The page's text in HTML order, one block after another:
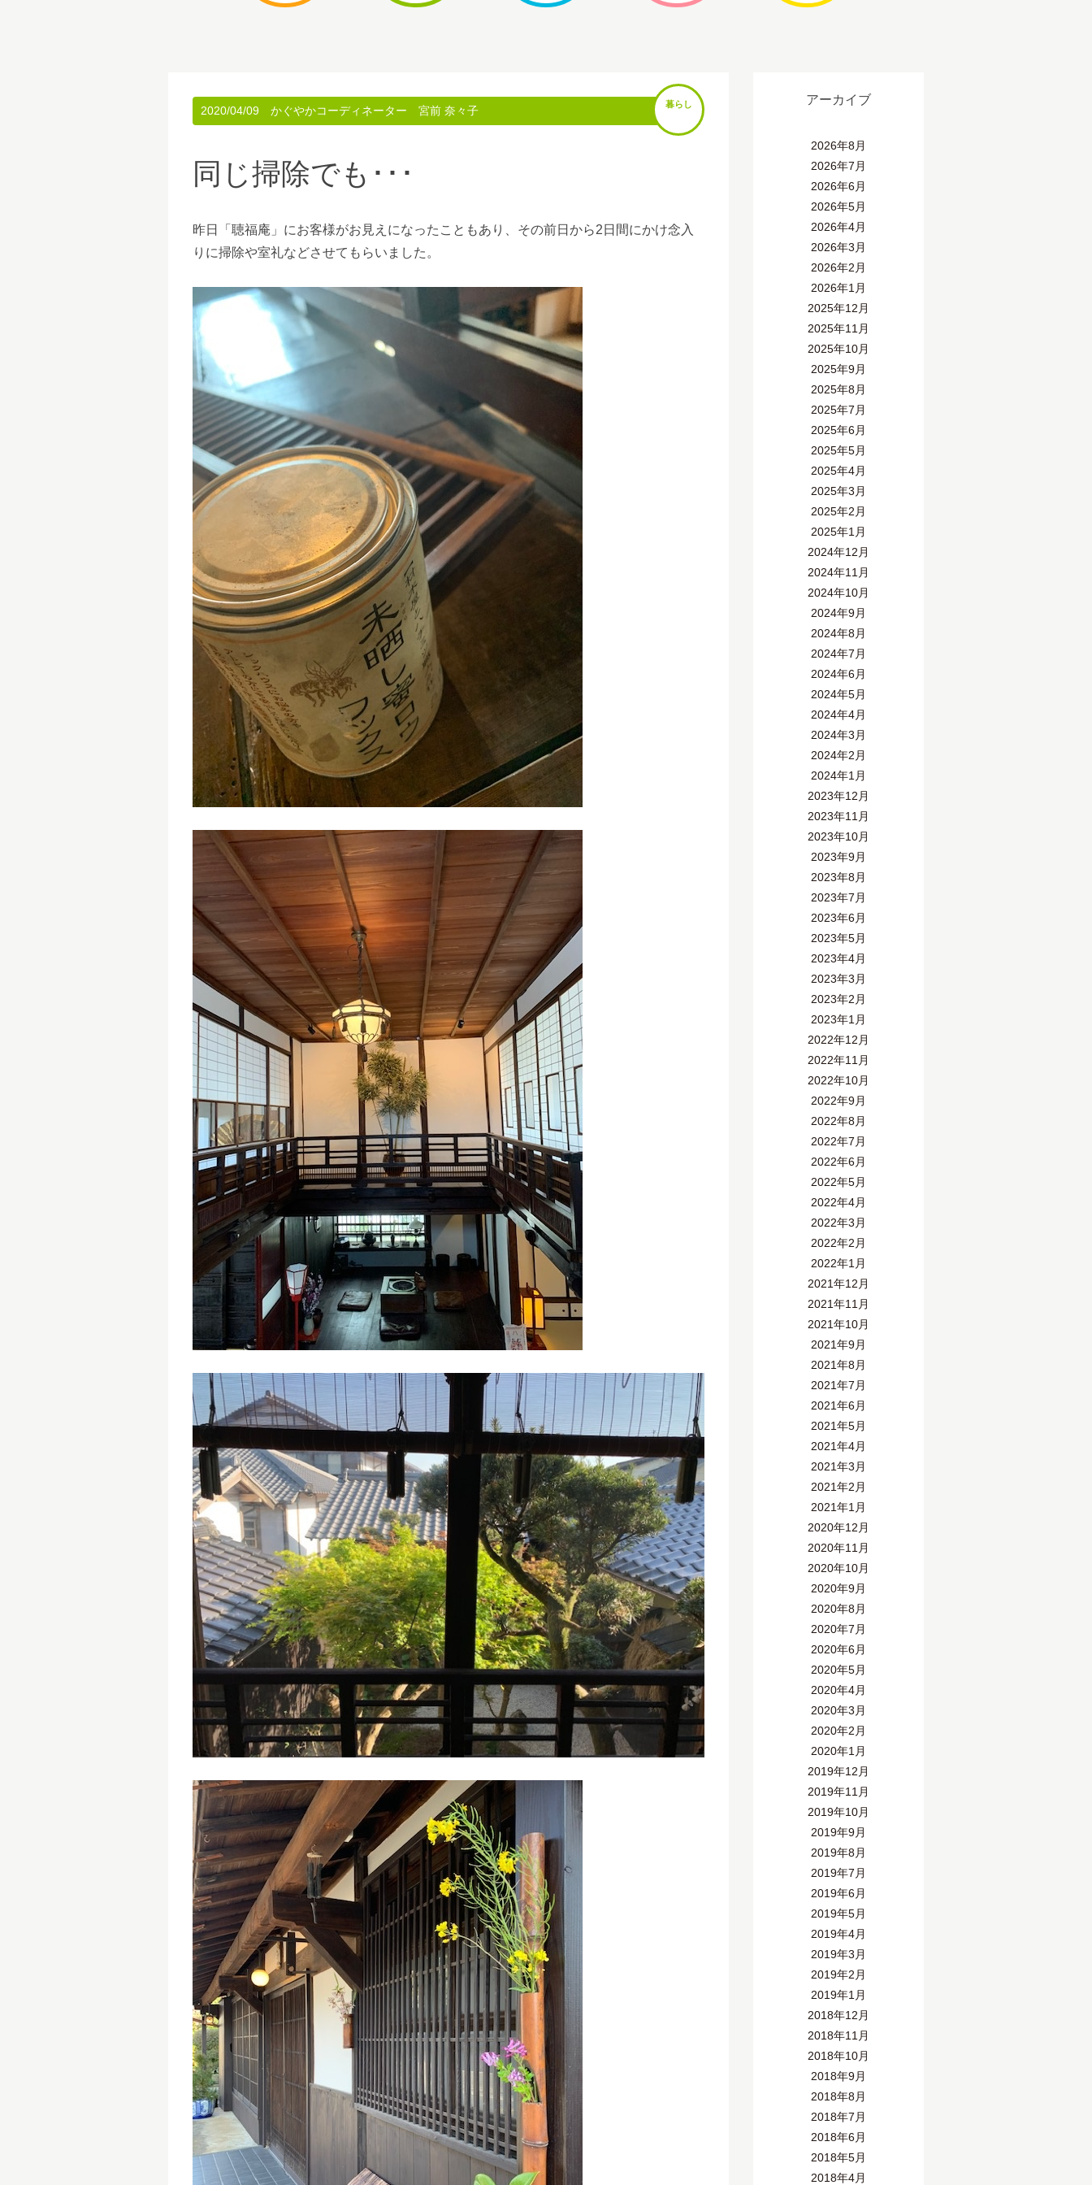
2020/04/09 かぐやかコーディネーター 宮前 奈々子 暮らし
同じ掃除でも･･･
昨日「聴福庵」にお客様がお見えになったこともあり、その前日から2日間にかけ念入
りに掃除や室礼などさせてもらいました。
アーカイブ
2026年8月
2026年7月
2026年6月
2026年5月
2026年4月
2026年3月
2026年2月
2026年1月
2025年12月
2025年11月
2025年10月
2025年9月
2025年8月
2025年7月
2025年6月
2025年5月
2025年4月
2025年3月
2025年2月
2025年1月
2024年12月
2024年11月
2024年10月
2024年9月
2024年8月
2024年7月
2024年6月
2024年5月
2024年4月
2024年3月
2024年2月
2024年1月
2023年12月
2023年11月
2023年10月
2023年9月
2023年8月
2023年7月
2023年6月
2023年5月
2023年4月
2023年3月
2023年2月
2023年1月
2022年12月
2022年11月
2022年10月
2022年9月
2022年8月
2022年7月
2022年6月
2022年5月
2022年4月
2022年3月
2022年2月
2022年1月
2021年12月
2021年11月
2021年10月
2021年9月
2021年8月
2021年7月
2021年6月
2021年5月
2021年4月
2021年3月
2021年2月
2021年1月
2020年12月
2020年11月
2020年10月
2020年9月
2020年8月
2020年7月
2020年6月
2020年5月
2020年4月
2020年3月
2020年2月
2020年1月
2019年12月
2019年11月
2019年10月
2019年9月
2019年8月
2019年7月
2019年6月
2019年5月
2019年4月
2019年3月
2019年2月
2019年1月
2018年12月
2018年11月
2018年10月
2018年9月
2018年8月
2018年7月
2018年6月
2018年5月
2018年4月